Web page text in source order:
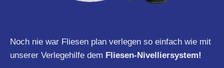
Noch nie war Fliesen plan verlegen so einfach wie mit
unserer Verlegehilfe dem Fliesen-Nivelliersystem!